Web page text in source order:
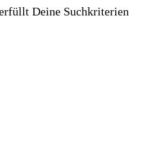
Deine Suchkriterien